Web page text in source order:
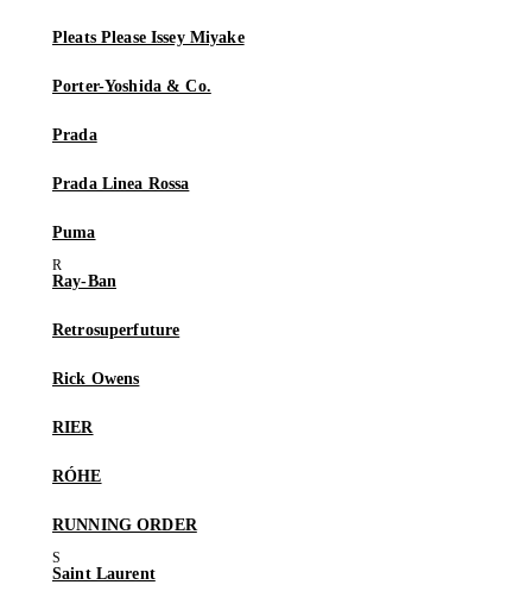
Pleats Please Issey Miyake
Porter-Yoshida & Co.
Prada
Prada Linea Rossa
Puma
Ray-Ban
Retrosuperfuture
Rick Owens
RIER
RÓHE
RUNNING ORDER
Saint Laurent